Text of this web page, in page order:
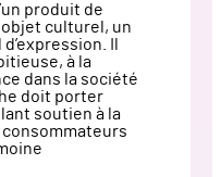
produit de
objet culturel, un
Il
à la
dans la société
doit porter
soutien à la